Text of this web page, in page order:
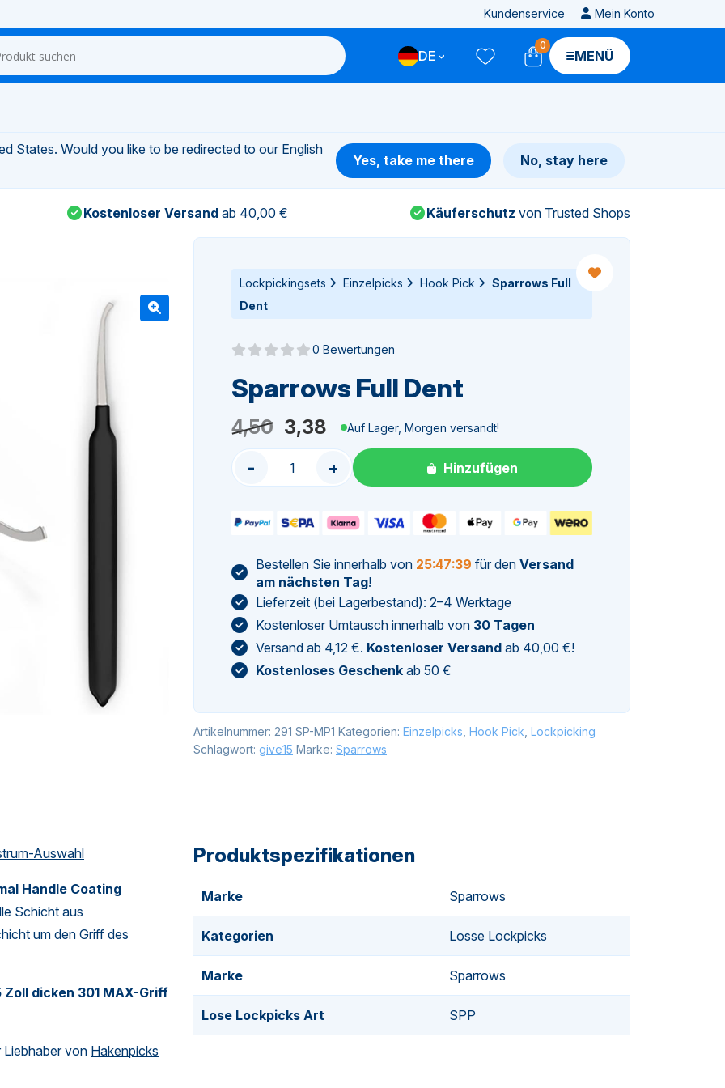
Kundenservice Mein Konto
DE
0
MENÜ
States. Would you like to be redirected to our English
Yes, take me there No, stay here
Kostenloser Versandab 40,00 € Käuferschutz von Trusted Shops
Lockpickingsets Einzelpicks Hook Pick
Sparrows Full
Dent
Noch keine Bewertungen
0 Bewertungen
Sparrows Full Dent
4,50 Ursprünglicher
Preis
war:
3,38Aktueller
Preis
ist:
3,38.
Auf Lager, Morgen versandt!
- + Hinzufügen
Bestellen Sie innerhalb von 25:47:39 für den Versand
am nächsten Tag!
Lieferzeit (bei Lagerbestand): 2–4 Werktage
Kostenloser Umtausch innerhalb von 30 Tagen
Versand ab 4,12 €. Kostenloser Versand ab 40,00 €!
Kostenloses Geschenk ab 50 €
Artikelnummer: 291 SP-MP1 Kategorien: Einzelpicks Hook Pick Lockpicking
Schlagwort: give15 Marke: Sparrows
Auswahl
Handle Coating
Schicht aus
um den Griff des
Zoll dicken 301 MAX-Griff
Liebhaber von Hakenpicks
Produktspezifikationen
Marke Sparrows
Kategorien Losse Lockpicks
Marke Sparrows
Lose Lockpicks Art SPP